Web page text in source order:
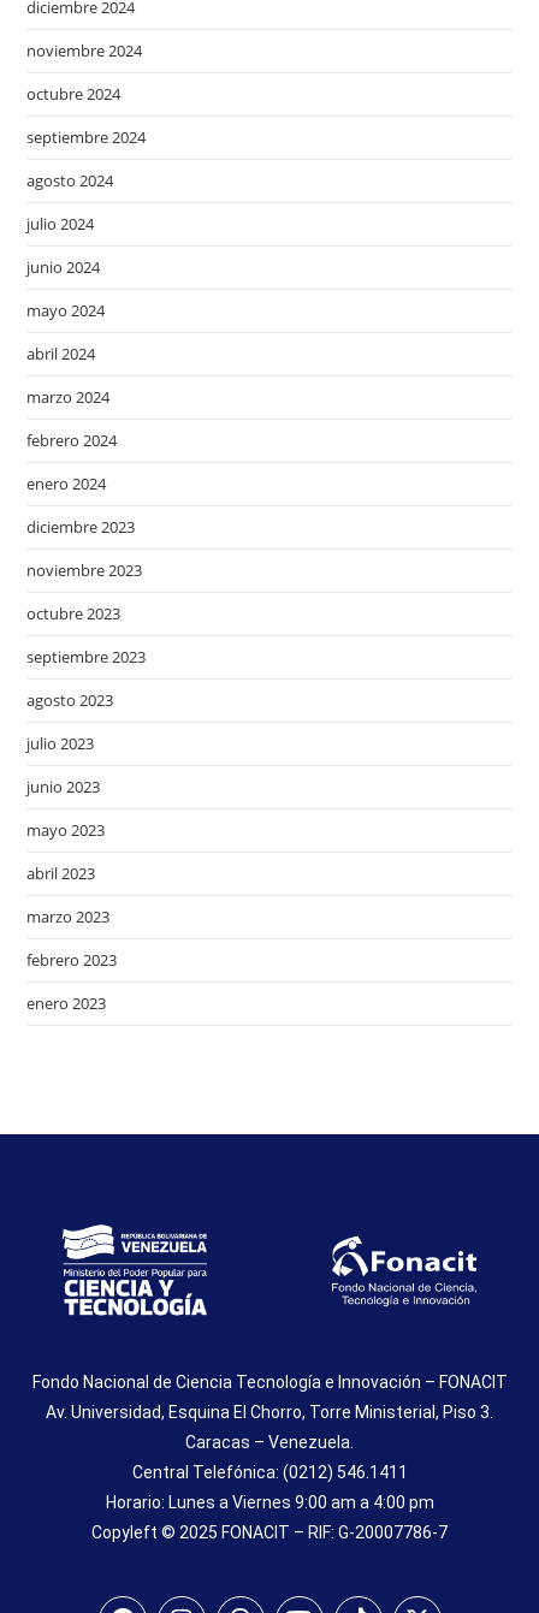
diciembre 2024
noviembre 2024
octubre 2024
septiembre 2024
agosto 2024
julio 2024
junio 2024
mayo 2024
abril 2024
marzo 2024
febrero 2024
enero 2024
diciembre 2023
noviembre 2023
octubre 2023
septiembre 2023
agosto 2023
julio 2023
junio 2023
mayo 2023
abril 2023
marzo 2023
febrero 2023
enero 2023
Fondo Nacional de Ciencia Tecnología e Innovación – FONACIT
Av. Universidad, Esquina El Chorro, Torre Ministerial, Piso 3.
Caracas – Venezuela.
Central Telefónica: (0212) 546.1411
Horario: Lunes a Viernes 9:00 am a 4:00 pm
Copyleft © 2025 FONACIT – RIF: G-20007786-7